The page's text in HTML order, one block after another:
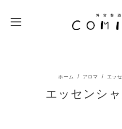
アロマ エッ
エッセンシ